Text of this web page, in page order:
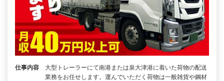
仕事内容
大型トレーラーにて南港または泉大津港に着いた荷物の配送
業務をお任せします。運んでいただく荷物は一般雑貨や鋼材